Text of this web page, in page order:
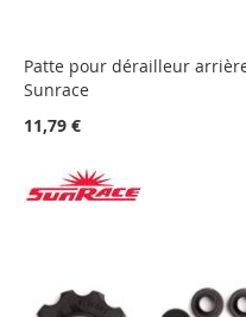
Patte pour dérailleur
Sunrace
11,79 €